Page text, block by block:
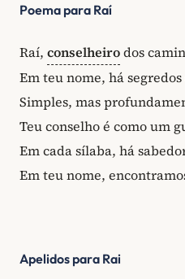
Poema para Raí
Raí, conselheirodos
Em teu nome, há
Simples, mas
Teu conselho é como um
Em cada sílaba, há
Em teu nome,
Apelidos para Rai